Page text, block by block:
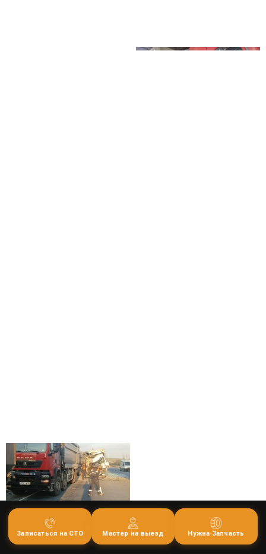
Записаться на СТО Мастер на выезд Нужна Запчасть